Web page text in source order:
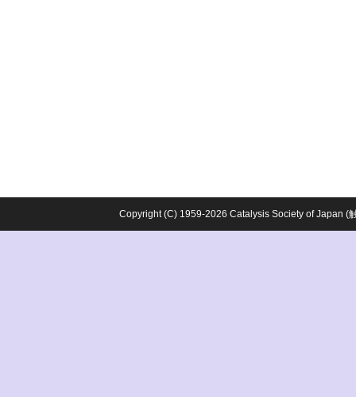
Copyright (C) 1959-2026 Catalysis Society of Japan (